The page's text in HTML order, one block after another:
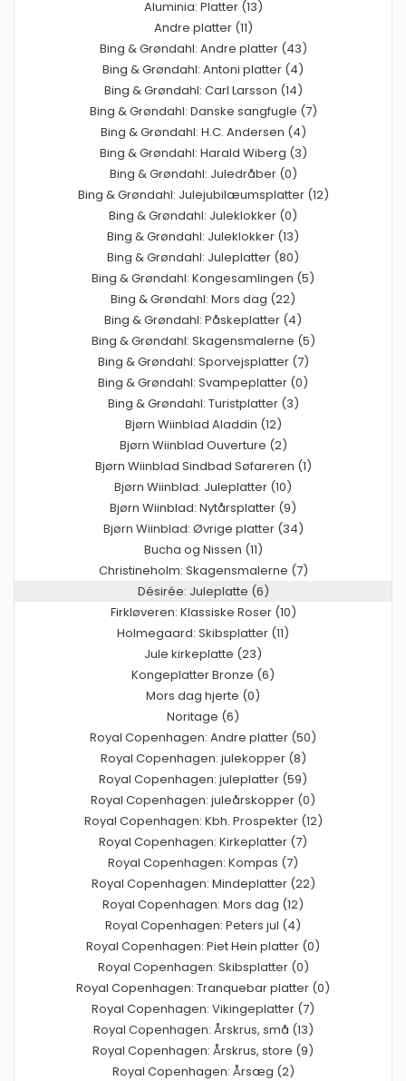
Aluminia: Platter (13)
Andre platter (11)
Bing & Grøndahl: Andre platter (43)
Bing & Grøndahl: Antoni platter (4)
Bing & Grøndahl: Carl Larsson (14)
Bing & Grøndahl: Danske sangfugle (7)
Bing & Grøndahl: H.C. Andersen (4)
Bing & Grøndahl: Harald Wiberg (3)
Bing & Grøndahl: Juledråber (0)
Bing & Grøndahl: Julejubilæumsplatter (12)
Bing & Grøndahl: Juleklokker (0)
Bing & Grøndahl: Juleklokker (13)
Bing & Grøndahl: Juleplatter (80)
Bing & Grøndahl: Kongesamlingen (5)
Bing & Grøndahl: Mors dag (22)
Bing & Grøndahl: Påskeplatter (4)
Bing & Grøndahl: Skagensmalerne (5)
Bing & Grøndahl: Sporvejsplatter (7)
Bing & Grøndahl: Svampeplatter (0)
Bing & Grøndahl: Turistplatter (3)
Bjørn Wiinblad Aladdin (12)
Bjørn Wiinblad Ouverture (2)
Bjørn Wiinblad Sindbad Søfareren (1)
Bjørn Wiinblad: Juleplatter (10)
Bjørn Wiinblad: Nytårsplatter (9)
Bjørn Wiinblad: Øvrige platter (34)
Bucha og Nissen (11)
Christineholm: Skagensmalerne (7)
Désirée: Juleplatte (6)
Firkløveren: Klassiske Roser (10)
Holmegaard: Skibsplatter (11)
Jule kirkeplatte (23)
Kongeplatter Bronze (6)
Mors dag hjerte (0)
Noritage (6)
Royal Copenhagen: Andre platter (50)
Royal Copenhagen: julekopper (8)
Royal Copenhagen: juleplatter (59)
Royal Copenhagen: juleårskopper (0)
Royal Copenhagen: Kbh. Prospekter (12)
Royal Copenhagen: Kirkeplatter (7)
Royal Copenhagen: Kompas (7)
Royal Copenhagen: Mindeplatter (22)
Royal Copenhagen: Mors dag (12)
Royal Copenhagen: Peters jul (4)
Royal Copenhagen: Piet Hein platter (0)
Royal Copenhagen: Skibsplatter (0)
Royal Copenhagen: Tranquebar platter (0)
Royal Copenhagen: Vikingeplatter (7)
Royal Copenhagen: Årskrus, små (13)
Royal Copenhagen: Årskrus, store (9)
Royal Copenhagen: Årsæg (2)